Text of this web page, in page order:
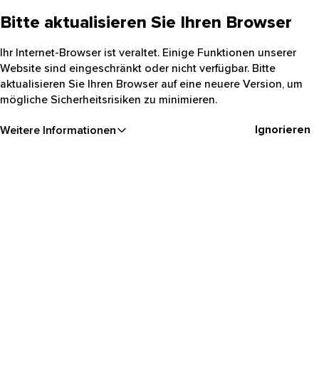
Bitte aktualisieren Sie Ihren Browser
Ihr Internet-Browser ist veraltet. Einige Funktionen unserer
Website sind eingeschränkt oder nicht verfügbar. Bitte
aktualisieren Sie Ihren Browser auf eine neuere Version, um
mögliche Sicherheitsrisiken zu minimieren.
Weitere Informationen Ignorieren